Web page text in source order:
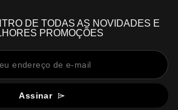
DE TODAS AS NOVIDADES E
PROMOÇÕES
Assinar